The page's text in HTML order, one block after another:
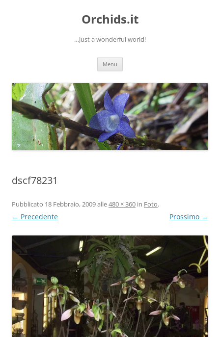
Orchids.it
…just a wonderful world!
Menu
dscf78231
Pubblicato 18 Febbraio, 2009alle480 × 360 in Foto.
← Precedente Prossimo →